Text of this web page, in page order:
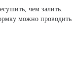
чем залить.
можно проводить